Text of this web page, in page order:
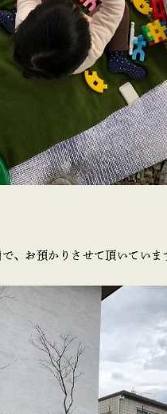
、お預かりさせて頂いていま